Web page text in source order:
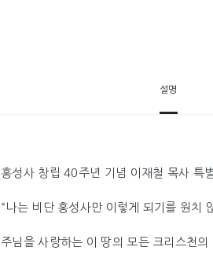
설명
홍성사 창립 40주년 기념 이재철 목사 특
“나는 비단 홍성사만 이렇게 되기를 원치
주님을 사랑하는 이 땅의 모든 크리스천